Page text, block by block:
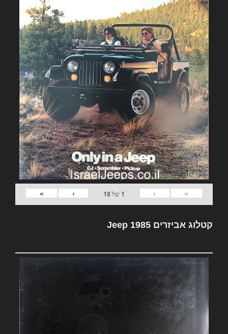
«
‹
1 של18
›
»
קטלוג אביזרים Jeep 1985